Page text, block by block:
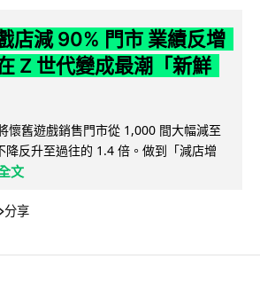
店減 90% 門市 業績反增
Z 世代變成最潮「新鮮
懷舊遊戲銷售門市從 1,000 間大幅減至
降反升至過往的 1.4 倍。做到「減店增
文
分享